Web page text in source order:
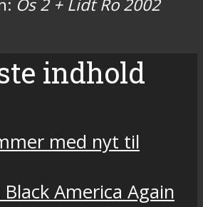
Os 2 + Lidt Ro 2002
indhold
med nyt til
America Again